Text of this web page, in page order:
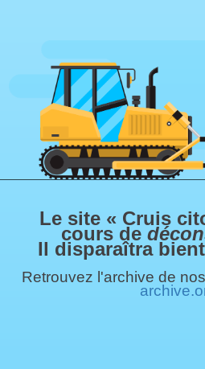
Le site « Cruis
cours de
Il disparaîtra
Retrouvez l'archive de